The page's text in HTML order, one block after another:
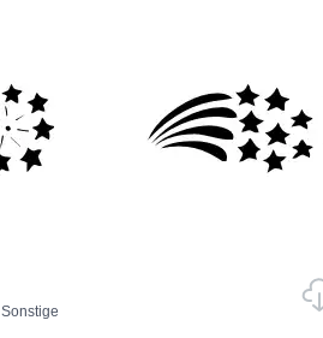
Sonstige